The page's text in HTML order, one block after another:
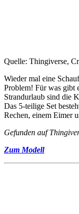
Quelle: Thingiverse,
Wieder mal eine
Problem! Für was gibt
Strandurlaub sind die
Das 5-teilige Set
Rechen, einem Eimer
Gefunden auf
Zum Modell